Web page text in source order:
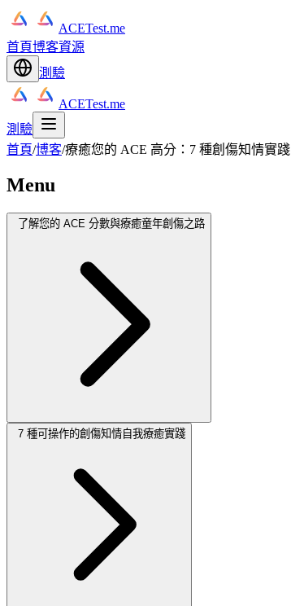
ACETest.me
首頁博客資源
測驗
ACETest.me
測驗
首頁/博客/療癒您的 ACE 高分：7 種創傷知情實踐
Menu
了解您的 ACE 分數與療癒童年創傷之路
7 種可操作的創傷知情自我療癒實踐